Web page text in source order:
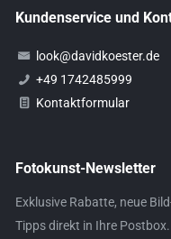
Kundenservice und
look@davidkoester.de
+49 1742485999
Kontaktformular
Fotokunst-Newsletter
Exklusive Rabatte, neue
Tipps direkt in Ihre